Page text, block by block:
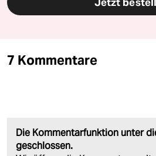
7 Kommentare
Die Kommentarfunktion unter
geschlossen.